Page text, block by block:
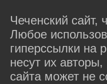
Чеченский
Любое
гиперссылки на
несут их
сайта может не